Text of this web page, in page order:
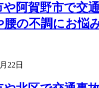
や阿賀野市で交
腰の不調にお悩
22日